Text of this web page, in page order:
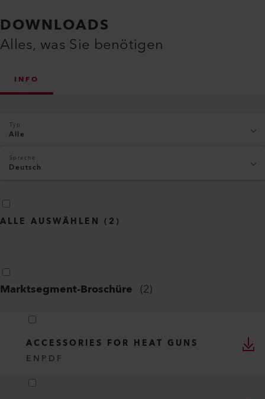
DOWNLOADS
Alles, was Sie benötigen
INFO
Typ
Alle
Sprache
Deutsch
ALLE AUSWÄHLEN ( 2 )
Marktsegment-Broschüre (2)
ACCESSORIES FOR HEAT GUNS
EN PDF